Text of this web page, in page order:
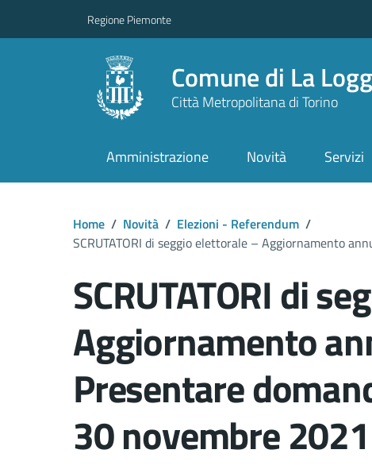
Regione Piemonte
Comune di La
Città Metropolitana di Torino
Amministrazione Novità Servizi
Home / Novità / Elezioni - Referendum /
SCRUTATORI di seggio elettorale – Aggiornamento
SCRUTATORI di
Aggiornamento
Presentare
30 novembre 2021